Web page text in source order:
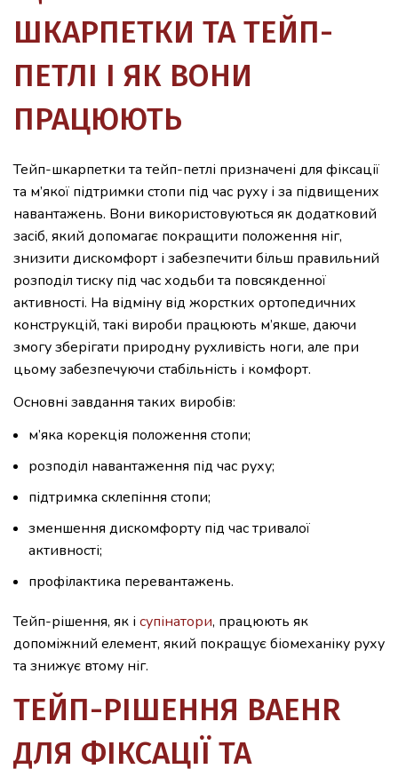
ШКАРПЕТКИ ТА ТЕЙП-
ПЕТЛІ І ЯК ВОНИ
ПРАЦЮЮТЬ
Тейп-шкарпетки та тейп-петлі призначені для фіксації
та м’якої підтримки стопи під час руху і за підвищених
навантажень. Вони використовуються як додатковий
засіб, який допомагає покращити положення ніг,
знизити дискомфорт і забезпечити більш правильний
розподіл тиску під час ходьби та повсякденної
активності. На відміну від жорстких ортопедичних
конструкцій, такі вироби працюють м’якше, даючи
змогу зберігати природну рухливість ноги, але при
цьому забезпечуючи стабільність і комфорт.
Основні завдання таких виробів:
м’яка корекція положення стопи;
розподіл навантаження під час руху;
підтримка склепіння стопи;
зменшення дискомфорту під час тривалої
активності;
профілактика перевантажень.
Тейп-рішення, як і супінатори, працюють як
допоміжний елемент, який покращує біомеханіку руху
та знижує втому ніг.
ТЕЙП-РІШЕННЯ BAEHR
ДЛЯ ФІКСАЦІЇ ТА